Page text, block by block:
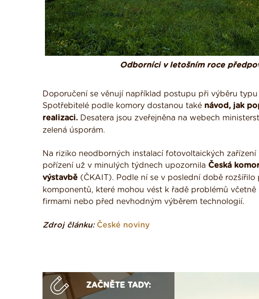
Odborníci v letošním roce
Doporučení se věnují například postupu při výběru
Spotřebitelé podle komory dostanou také návod, jak
realizaci. Desatera jsou zveřejněna na webech
zelená úsporám.
Na riziko neodborných instalací fotovoltaických
pořízení už v minulých týdnech upozornila Česká
výstavbě (ČKAIT). Podle ní se v poslední době
komponentů, které mohou vést k řadě problémů
firmami nebo před nevhodným výběrem technologií.
Zdroj článku: České noviny
ZAČNĚTE TADY: